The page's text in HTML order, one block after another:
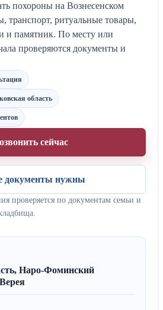
похороны на Вознесенском
транспорт, ритуальные товары,
и памятник. По месту или
проверяются документы и
область
сейчас
документы нужны
проверяется по документам семьи и
Наро-Фоминский